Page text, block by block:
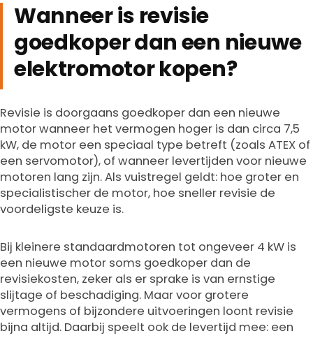
Wanneer is revisie
goedkoper dan een nieuwe
elektromotor kopen?
Revisie is doorgaans goedkoper dan een nieuwe
motor wanneer het vermogen hoger is dan circa 7,5
kW, de motor een speciaal type betreft (zoals ATEX of
een servomotor), of wanneer levertijden voor nieuwe
motoren lang zijn. Als vuistregel geldt: hoe groter en
specialistischer de motor, hoe sneller revisie de
voordeligste keuze is.
Bij kleinere standaardmotoren tot ongeveer 4 kW is
een nieuwe motor soms goedkoper dan de
revisiekosten, zeker als er sprake is van ernstige
slijtage of beschadiging. Maar voor grotere
vermogens of bijzondere uitvoeringen loont revisie
bijna altijd. Daarbij speelt ook de levertijd mee: een